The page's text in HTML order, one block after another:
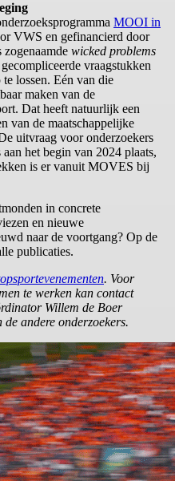
MOOI in
VWS en gefinancierd door
wicked problems
vraagstukken
lossen. Eén van die
maken van de
Dat heeft natuurlijk een
van de maatschappelijke
uitvraag voor onderzoekers
het begin van 2024 plaats,
is er vanuit MOVES bij
in concrete
en nieuwe
naar de voortgang? Op de
publicaties.
. Voor
te werken kan contact
Willem de Boer
de andere onderzoekers.